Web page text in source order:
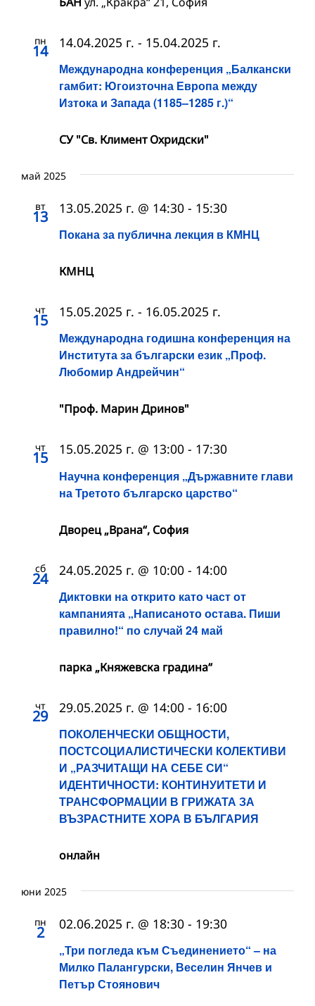
пн
14
Международна конференция „Балкански
гамбит: Югоизточна Европа между
Изтока и Запада (1185–1285 г.)“
14.04.2025 г. - 15.04.2025 г.
СУ "Св. Климент Охридски"
май 2025
вт
13
Покана за публична лекция в КМНЦ
13.05.2025 г. @ 14:30 - 15:30
КМНЦ
чт
15
Международна годишна конференция на
Института за български език „Проф.
Любомир Андрейчин“
15.05.2025 г. - 16.05.2025 г.
"Проф. Марин Дринов"
чт
15
Научна конференция „Държавните глави
на Третото българско царство“
15.05.2025 г. @ 13:00 - 17:30
Дворец „Врана“, София
сб
24
Диктовки на открито като част от
кампанията „Написаното остава. Пиши
правилно!“ по случай 24 май
24.05.2025 г. @ 10:00 - 14:00
парка „Княжевска градина“
чт
29
ПОКОЛЕНЧЕСКИ ОБЩНОСТИ,
ПОСТСОЦИАЛИСТИЧЕСКИ КОЛЕКТИВИ
И „РАЗЧИТАЩИ НА СЕБЕ СИ“
ИДЕНТИЧНОСТИ: КОНТИНУИТЕТИ И
ТРАНСФОРМАЦИИ В ГРИЖАТА ЗА
ВЪЗРАСТНИТЕ ХОРА В БЪЛГАРИЯ
29.05.2025 г. @ 14:00 - 16:00
онлайн
юни 2025
пн
2
„Три погледа към Съединението“ – на
Милко Палангурски, Веселин Янчев и
Петър Стоянович
02.06.2025 г. @ 18:30 - 19:30